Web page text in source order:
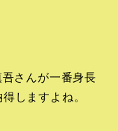
さんが一番身長
しますよね。